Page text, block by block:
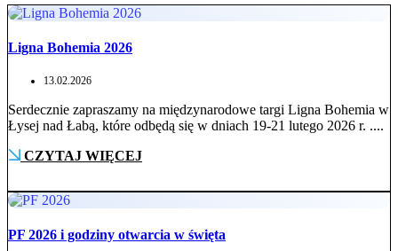
Ligna Bohemia 2026
13.02.2026
Serdecznie zapraszamy na międzynarodowe targi Ligna Bohemia w
Łysej nad Łabą, które odbędą się w dniach 19-21 lutego 2026 r. ....
CZYTAJ WIĘCEJ
PF 2026 i godziny otwarcia w święta